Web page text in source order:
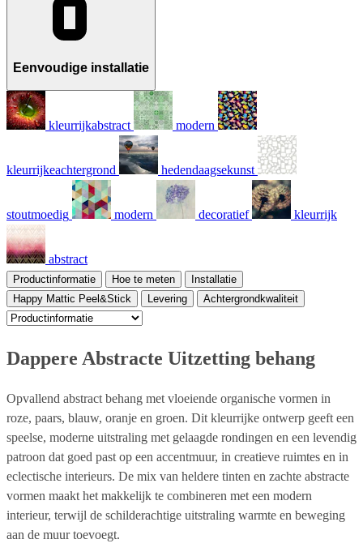
Eenvoudige installatie
kleurrijkabstract modern
kleurrijkeachtergrond hedendaagsekunst
stoutmoedig modern decoratief kleurrijk
abstract
Productinformatie Hoe te meten
Installatie
Happy Mattic Peel&Stick
Levering Achtergrondkwaliteit
Dappere Abstracte Uitzetting behang
Opvallend abstract behang met vloeiende organische vormen in
roze, paars, blauw, oranje en groen. Dit kleurrijke ontwerp geeft een
speelse, moderne uitstraling met gelaagde rondingen en een levendig
patroon dat goed past op een accentmuur, in creatieve ruimtes en in
eclectische interieurs. De mix van heldere tinten en zachte abstracte
vormen maakt het makkelijk te combineren met een modern
interieur, terwijl de schilderachtige uitstraling warmte en beweging
aan de muur toevoegt.